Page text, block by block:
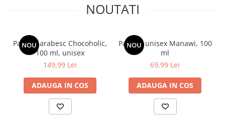
NOUTATI
NOU
Parfum arabesc Chocoholic,
100 ml, unisex
149,99 Lei
ADAUGA IN COS
NOU
Parfum unisex Manawi, 100
ml
69,99 Lei
ADAUGA IN COS